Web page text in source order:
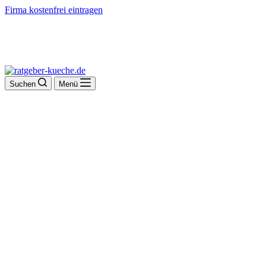
Firma kostenfrei eintragen
Suchen Menü